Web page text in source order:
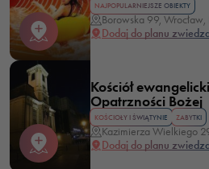
NAJPOPULARNIEJSZE OBIEKTY
Borowska 99, Wrocław,
Dodaj do planu
Kościół
Opatrzności Bożej
KOŚCIOŁY I ŚWIĄTYNIE ZABYTKI
Kazimierza Wielkiego
Dodaj do planu